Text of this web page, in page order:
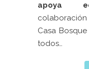
apoya
Casa
todos…